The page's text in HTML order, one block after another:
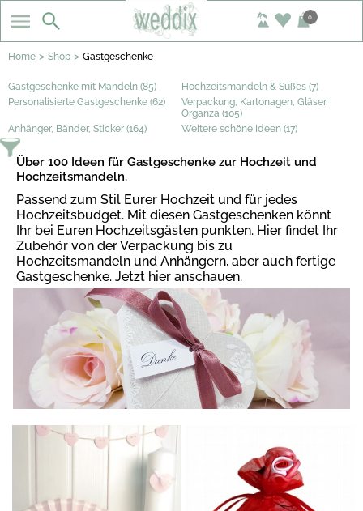
0
Home > Shop > Gastgeschenke
Gastgeschenke mit Mandeln (85)
Hochzeitsmandeln & Süßes (7)
Personalisierte Gastgeschenke (62)
Verpackung, Kartonagen, Gläser,
Organza (105)
Anhänger, Bänder, Sticker (164)
Weitere schöne Ideen (17)
Über 100 Ideen für Gastgeschenke zur Hochzeit und
Hochzeitsmandeln.
Passend zum Stil Eurer Hochzeit und für jedes
Hochzeitsbudget. Mit diesen Gastgeschenken könnt
Ihr bei Euren Hochzeitsgästen punkten. Hier findet Ihr
Zubehör von der Verpackung bis zu
Hochzeitsmandeln und Anhängern, aber auch fertige
Gastgeschenke. Jetzt hier anschauen.